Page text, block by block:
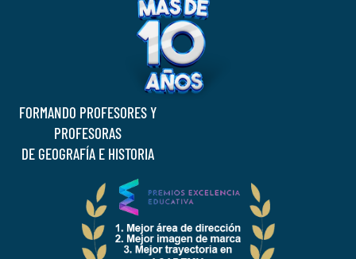
FORMANDO PROFESORES Y
PROFESORAS
DE GEOGRAFÍA E HISTORIA